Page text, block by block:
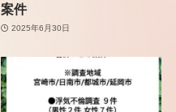
案件
2025年6月30日